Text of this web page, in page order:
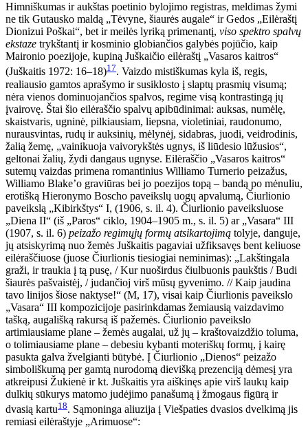
Himniškumas ir aukštas poetinio bylojimo registras, meldimas žymi
ne tik Gutausko maldą „Tėvyne, šiaurės augale“ ir Gedos „Eilėraštį
Dionizui Poškai“, bet ir meilės lyriką primenantį, viso spektro spalvų
ekstaze trykštantį ir kosminio globiančios galybės pojūčio, kaip
Maironio poezijoje, kupiną Juškaičio eilėraštį „Vasaros kaitros“
(Juškaitis 1972: 16–18)17. Vaizdo mistiškumas kyla iš, regis,
realiausio gamtos aprašymo ir susiklosto į slaptų prasmių visumą;
nėra vienos dominuojančios spalvos, regime visą kontrastingą jų
įvairovę. Štai šio eilėraščio spalvų apibūdinimai: auksas, numėlę,
skaistvaris, ugninė, pilkiausiam, liepsna, violetiniai, raudonumo,
nurausvintas, rudų ir auksinių, mėlynėj, sidabras, juodi, veidrodinis,
žalią žemę, „vainikuoja vaivorykštės ugnys, iš liūdesio lūžusios“,
geltonai žalių, žydi dangaus ugnyse. Eilėraščio „Vasaros kaitros“
sutemų vaizdas primena romantinius Williamo Turnerio peizažus,
Williamo Blake’o graviūras bei jo poezijos topą – bandą po mėnuliu,
erotišką Hieronymo Boscho paveikslų uogų apvalumą, Čiurlionio
paveikslą „Kibirkštys“ I, (1906, s. il. 4). Čiurlionio paveiksluose
„Diena II“ (iš „Paros“ ciklo, 1904–1905 m., s. il. 5) ar „Vasara“ III
(1907, s. il. 6) peizažo regimųjų formų atsikartojimą tolyje, danguje,
jų atsiskyrimą nuo žemės Juškaitis pagaviai užfiksavęs bent keliuose
eilėraščiuose (juose Čiurlionis tiesiogiai neminimas): „Lakštingala
graži, ir traukia į tą pusę, / Kur nuoširdus čiulbuonis paukštis / Budi
šiaurės pašvaistėj, / judančioj virš mūsų gyvenimo. // Kaip jaudina
tavo linijos šiose naktyse!“ (M, 17), visai kaip Čiurlionis paveikslo
„Vasara“ III kompozicijoje pasirinkdamas žemiausią vaizdavimo
tašką, augališką rakursą iš pažemės. Čiurlionio paveikslo
artimiausiame plane – žemės augalai, už jų – kraštovaizdžio toluma,
o tolimiausiame plane – debesiu kybanti moteriškų formų, į kairę
pasukta galva žvelgianti būtybė. Į Čiurlionio „Dienos“ peizažo
simboliškumą per gamtą nurodomą dievišką prezenciją dėmesį yra
atkreipusi Žukienė ir kt. Juškaitis yra aiškinęs apie virš laukų kaip
dulkių sūkurys matomo judėjimo panašumą į žmogaus figūrą ir
dvasią kartu18. Sąmoninga aliuzija į Viešpaties dvasios dvelkimą jis
remiasi eilėraštyje „Arimuose“: